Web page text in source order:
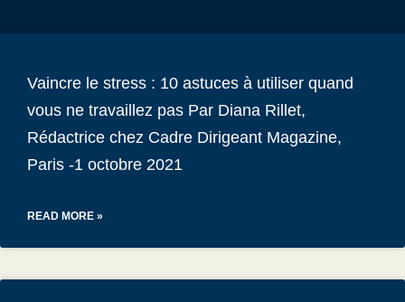
Vaincre le stress : 10 astuces à utiliser quand
vous ne travaillez pas Par Diana Rillet,
Rédactrice chez Cadre Dirigeant Magazine,
Paris -1 octobre 2021
READ MORE »